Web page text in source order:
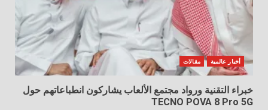
أخبار عالمية مقالات
خبراء التقنية ورواد مجتمع الألعاب يشاركون انطباعاتهم حول
TECNO POVA 8 Pro 5G